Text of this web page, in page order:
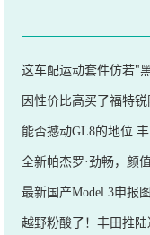
这车配运动套件仿若"
因性价比高买了福特锐
能否撼动GL8的地位 丰
全新帕杰罗·劲畅，颜
最新国产Model 3申报
越野粉酸了！丰田推